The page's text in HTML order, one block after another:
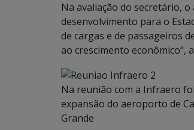
Na avaliação do secretário,
desenvolvimento para o
de cargas e de passageiros
ao crescimento econômico”,
Na reunião com a Infraero
expansão do aeroporto de
Grande